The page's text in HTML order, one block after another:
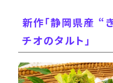
新作「静岡県産 “
チオのタルト」